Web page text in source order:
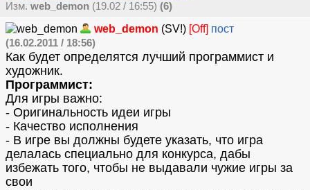
Изм. web_demon (19.02 / 16:55) (6)
web_demon (SV!) [Off] пост
(16.02.2011 / 18:56)
Как будет определятся лучший программист и
художник.
Программист:
Для игры важно:
- Оригинальность идеи игры
- Качество исполнения
- В игре вы должны будете указать, что игра
делалась специально для конкурса, дабы
избежать того, чтобы не выдавали чужие игры за
свои